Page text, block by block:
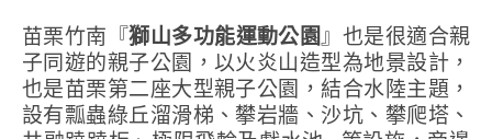
苗栗竹南『獅山多功能運動公園』也是很適合親
子同遊的親子公園，以火炎山造型為地景設計，
也是苗栗第二座大型親子公園，結合水陸主題，
設有瓢蟲綠丘溜滑梯、攀岩牆、沙坑、攀爬塔、